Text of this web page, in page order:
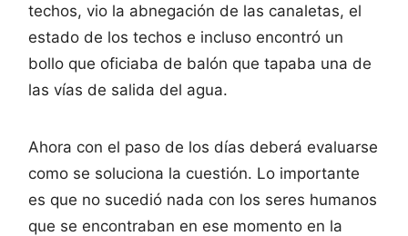
techos, vio la abnegación de las canaletas, el
estado de los techos e incluso encontró un
bollo que oficiaba de balón que tapaba una de
las vías de salida del agua.
Ahora con el paso de los días deberá evaluarse
como se soluciona la cuestión. Lo importante
es que no sucedió nada con los seres humanos
que se encontraban en ese momento en la